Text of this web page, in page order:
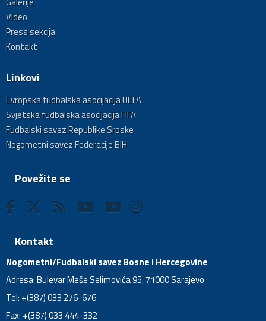
Video
Press sekcija
Kontakt
Linkovi
Evropska fudbalska asocijacija UEFA
Svjetska fudbalska asocijacija FIFA
Fudbalski savez Republike Srpske
Nogometni savez Federacije BiH
Povežite se
Kontakt
Nogometni/Fudbalski savez Bosne i Hercegovine
Adresa: Bulevar Meše Selimovića 95, 71000 Sarajevo
Tel: +(387) 033 276-676
Fax: +(387) 033 444-332